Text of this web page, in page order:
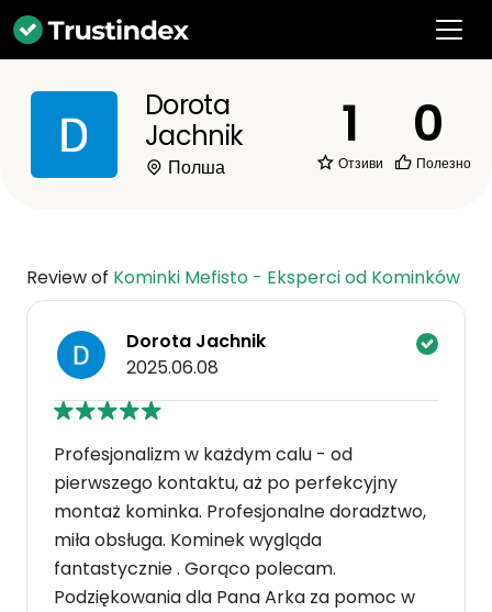
Dorota
Jachnik
Полша
1
Отзиви
0
Полезно
Review of Kominki Mefisto - Eksperci od Kominków
Dorota Jachnik
2025.06.08
Profesjonalizm w każdym calu - od
pierwszego kontaktu, aż po perfekcyjny
montaż kominka. Profesjonalne doradztwo,
miła obsługa. Kominek wygląda
fantastycznie . Gorąco polecam.
Podziękowania dla Pana Arka za pomoc w